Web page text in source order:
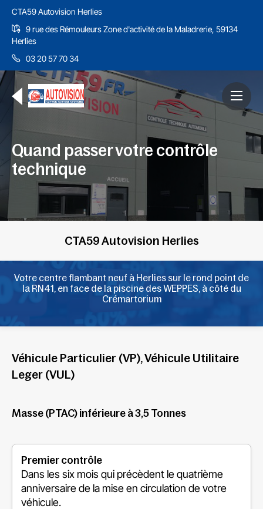
CTA59 Autovision Herlies
9 rue des Rémouleurs Zone d'activité de la Maladrerie, 59134
Herlies
03 20 57 70 34
Quand passer votre contrôle
technique
CTA59 Autovision Herlies
Votre centre flambant neuf à Herlies sur le rond point de
la RN41, en face de la piscine des WEPPES, à côté du
Crémartorium
Véhicule Particulier (VP), Véhicule Utilitaire
Leger (VUL)
Masse (PTAC) inférieure à 3,5 Tonnes
Premier contrôle
Dans les six mois qui précèdent le quatrième
anniversaire de la mise en circulation de votre
véhicule.